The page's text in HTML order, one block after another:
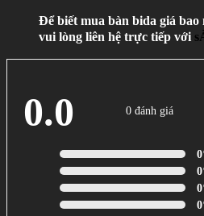
Để biết mua bàn bida giá bao
vui lòng liên hệ trực tiếp với
0.0 0 đánh giá